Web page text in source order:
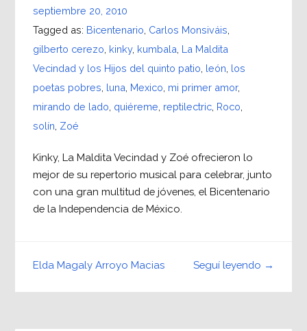
septiembre 20, 2010
Tagged as: Bicentenario Carlos Monsiváis
gilberto cerezo kinky, kumbala La Maldita
Vecindad y los Hijos del quinto patio león los
poetas pobres luna Mexico mi primer amor,
mirando de lado quiéreme reptilectric, Roco
solín Zoé
Kinky, La Maldita Vecindad y Zoé ofrecieron lo
mejor de su repertorio musical para celebrar, junto
con una gran multitud de jóvenes, el Bicentenario
de la Independencia de México.
Seguí leyendo →
Elda Magaly Arroyo Macias